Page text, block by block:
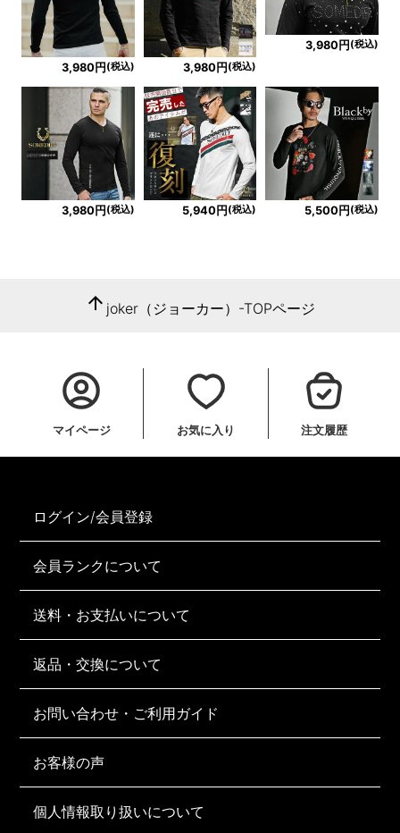
3,980円 (税込) 3,980円 (税込)
3,980円 (税込)
3,980円 (税込) 5,940円 (税込) 5,500円 (税込)
arrow_upward joker（ジョーカー）-TOPページ
マイページ お気に入り 注文履歴
ログイン/会員登録
会員ランクについて
送料・お支払いについて
返品・交換について
お問い合わせ・ご利用ガイド
お客様の声
個人情報取り扱いについて